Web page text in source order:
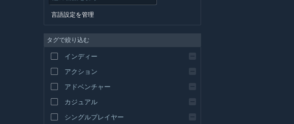
ドイツ語
スペイン語 - スペイン
スペイン語－ラテンアメリカ
ギリシャ語
言語設定を管理
タグで絞り込む
インディー
アクション
アドベンチャー
カジュアル
シングルプレイヤー